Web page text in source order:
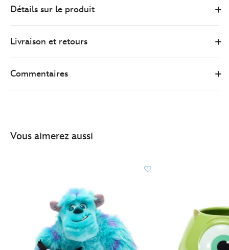
Store
31.00
https://www.disneystore.fr/petite-
peluche-
412023928115.html
http://schema.org/InStock
Détails sur le produit
Livraison et retours
Commentaires
Vous aimerez aussi